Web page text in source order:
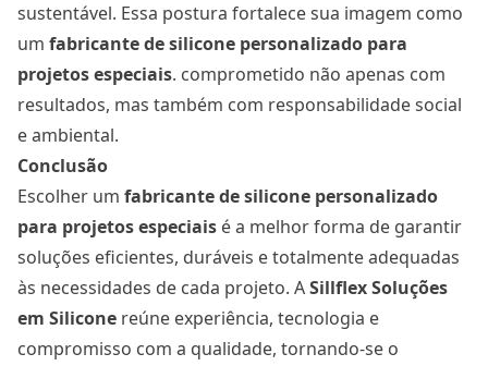
sustentável. Essa postura fortalece sua imagem como
um fabricante de silicone personalizado para
projetos especiais. comprometido não apenas com
resultados, mas também com responsabilidade social
e ambiental.
Conclusão
Escolher um fabricante de silicone personalizado
para projetos especiais é a melhor forma de garantir
soluções eficientes, duráveis e totalmente adequadas
às necessidades de cada projeto. ASillflex Soluções
em Silicone reúne experiência, tecnologia e
compromisso com a qualidade, tornando-se o